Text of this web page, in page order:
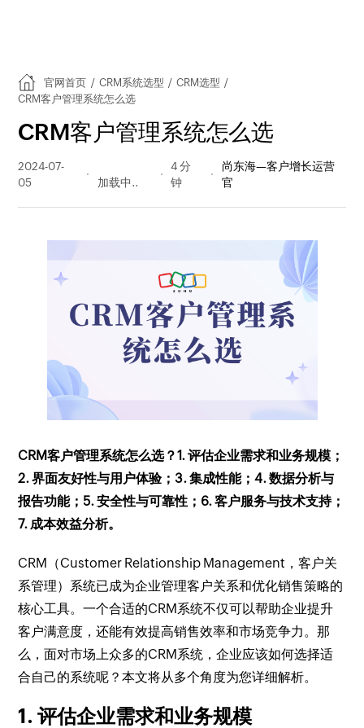
官网首页 / CRM系统选型 / CRM选型 /
CRM客户管理系统怎么选
CRM客户管理系统怎么选
2024-07-
05
量
4 分
钟
尚东海—客户增长运营
官
CRM客户管理系统怎么选？1. 评估企业需求和业务规模；
2. 界面友好性与用户体验；3. 集成性能；4. 数据分析与
报告功能；5. 安全性与可靠性；6. 客户服务与技术支持；
7. 成本效益分析。
CRM（Customer Relationship Management，客户关
系管理）系统已成为企业管理客户关系和优化销售策略的
核心工具。一个合适的CRM系统不仅可以帮助企业提升
客户满意度，还能有效提高销售效率和市场竞争力。那
么，面对市场上众多的CRM系统，企业应该如何选择适
合自己的系统呢？本文将从多个角度为您详细解析。
1. 评估企业需求和业务规模